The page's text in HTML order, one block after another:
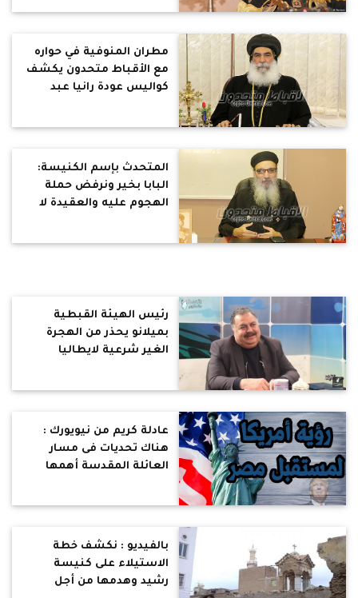
مطران المنوفية في حواره
مع الأقباط متحدون يكشف
كواليس عودة رانيا عبد
المتحدث بإسم الكنيسة:
البابا بخير ونرفض حملة
الهجوم عليه والعقيدة لا
رئيس الهيئة القبطية
بميلانو يحذر من الهجرة
الغير شرعية لايطاليا
عادلة كريم من نيويورك :
هناك تحديات فى مسار
العائلة المقدسة أهمها
بالفيديو : نكشف خطة
الاستيلاء على كنيسة
رشيد وهدمها من أجل